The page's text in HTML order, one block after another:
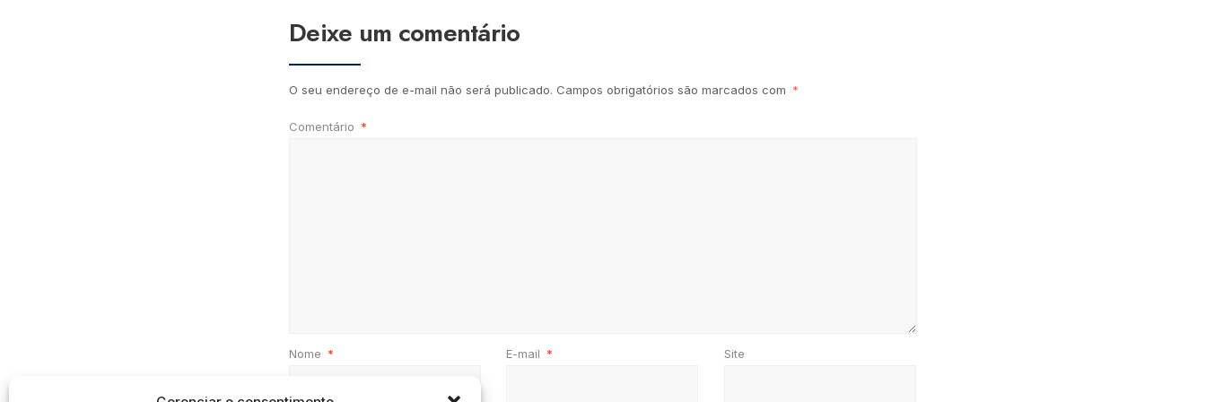
Deixe um comentário
O seu endereço de e-mail não será publicado. Campos obrigatórios são marcados com *
Comentário *
Nome * E-mail * Site